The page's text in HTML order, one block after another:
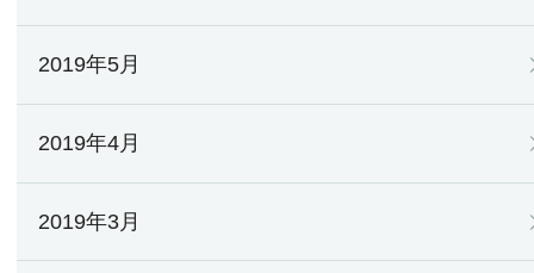
2019年5月
2019年4月
2019年3月